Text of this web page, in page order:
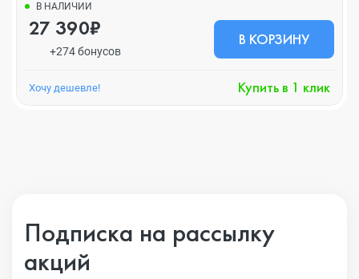
В НАЛИЧИИ
27 390₽
+274 бонусов
В КОРЗИНУ
Хочу дешевле! Купить в 1 клик
Подписка на рассылку
акций